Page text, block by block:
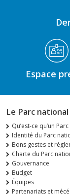
Espace
Le Parc
Qu’est-ce qu’un
Identité du Parc
Bons gestes et
Charte du Parc
Gouvernance
Budget
Équipes
Partenariats et